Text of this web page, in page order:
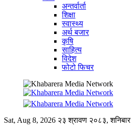
अन्तर्वार्ता
शिक्षा
स्वास्थ्य
अर्थ बजार
कृषि
साहित्य
विदेश
फोटो फिचर
Sat, Aug 8, 2026 २३ श्रावण २०८३, शनिबार